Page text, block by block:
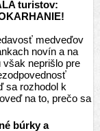
turistov:
medveďov
novín a na
neprišlo pre
sa rozhodol k
na to, prečo sa
búrky a